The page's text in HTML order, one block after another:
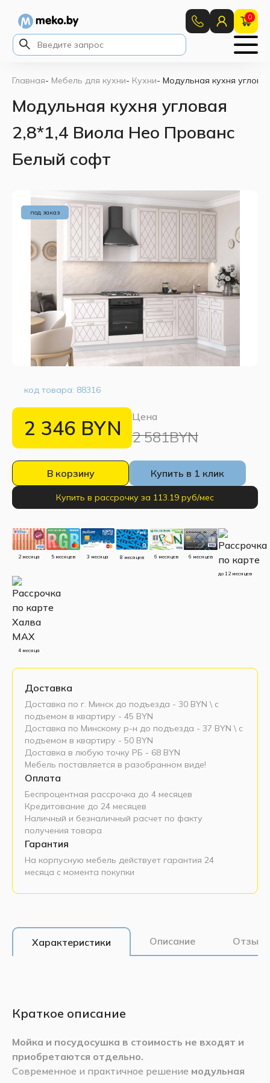
0
Главная- Мебель для кухни- Кухни- Модульная кухня
Модульная кухня угловая
2,8*1,4 Виола Нео Прованс
Белый софт
под заказ
код товара: 88316
2 346 BYN Цена
2 581BYN
В корзину Купить в 1 клик
Купить в рассрочку за 113.19 руб/мес
2 месяца 5 месяцев 3 месяца 8 месяцев 6 месяцев 6 месяцев
до 12 месяцев
4 месяца
Доставка
Доставка по г. Минск до подъезда - 30 BYN \ c
подъемом в квартиру - 45 BYN
Доставка по Минскому р-н до подъезда - 37 BYN \ c
подъемом в квартиру - 50 BYN
Доставка в любую точку РБ - 68 BYN
Мебель поставляется в разобранном виде!
Оплата
Беспроцентная рассрочка до 4 месяцев
Кредитование до 24 месяцев
Наличный и безналичный расчет по факту
получения товара
Гарантия
На корпусную мебель действует гарантия 24
месяца с момента покупки
Характеристики Описание
Краткое описание
Мойка и посудосушка в стоимость не входят и
приобретаются отдельно.
Современное и практичное решение модульная